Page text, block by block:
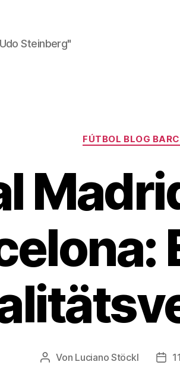
Steinberg"
FÚTBOL BLOG
Beitragsautor
Von Luciano Stöckl